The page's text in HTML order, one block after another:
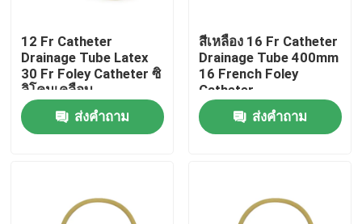
บ้าน
ผลิตภัณฑ์
12 Fr Catheter
Drainage Tube Latex
30 Fr Foley Catheter ซิ
ลิโคนเคลือบ
ส่งคำถาม
สีเหลือง 16 Fr Catheter
Drainage Tube 400mm
16 French Foley
Catheter
ส่งคำถาม